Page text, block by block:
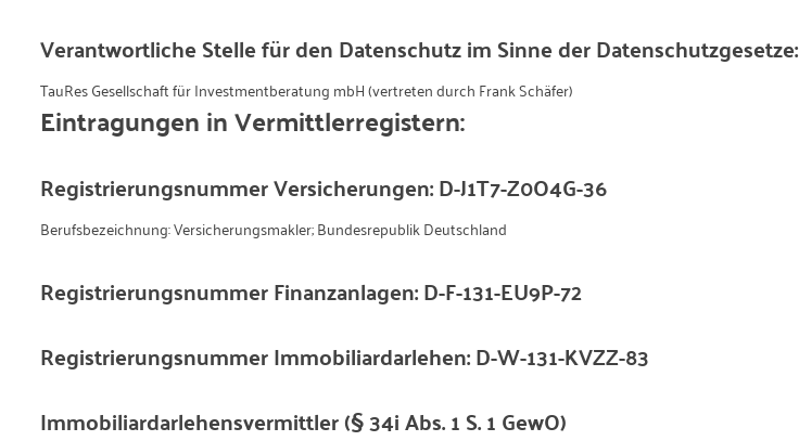
Verantwortliche Stelle für den Datenschutz im Sinne der Datenschutzgesetze:
TauRes Gesellschaft für Investmentberatung mbH (vertreten durch Frank Schäfer)
Eintragungen in Vermittlerregistern:
Registrierungsnummer Versicherungen: D-J1T7-Z0O4G-36
Berufsbezeichnung: Versicherungsmakler; Bundesrepublik Deutschland
Registrierungsnummer Finanzanlagen: D-F-131-EU9P-72
Registrierungsnummer Immobiliardarlehen: D-W-131-KVZZ-83
Immobiliardarlehensvermittler (§ 34i Abs. 1 S. 1 GewO)